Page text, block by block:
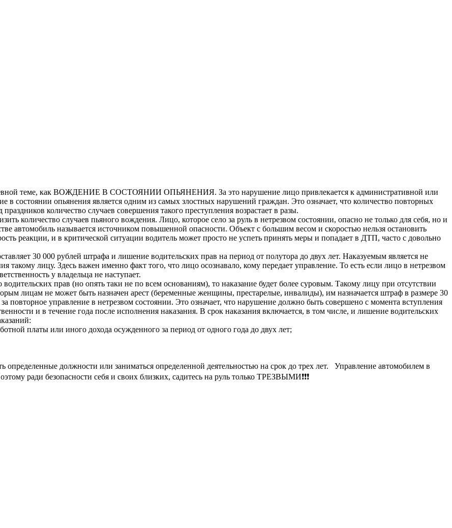
теме, как ВОЖДЕНИЕ В СОСТОЯНИИ ОПЬЯНЕНИЯ. За это нарушение лицо привлекается к административной или
в состоянии опьянения является одним из самых злостных нарушений граждан. Это означает, что количество повторных
количество случаев совершения такого преступления возрастает в разы.
количество случаев пьяного вождения. Лицо, которое село за руль в нетрезвом состоянии, опасно не только для себя, но и
автомобиль называется источником повышенной опасности. Объект с большим весом и скоростью нельзя остановить
реакции, и в критической ситуации водитель может просто не успеть принять меры и попадает в ДТП, часто с довольно
30 000 рублей штрафа и лишение водительских прав на период от полутора до двух лет. Наказуемым является не
такому лицу. Здесь важен именно факт того, что лицо осознавало, кому передает управление. То есть если лицо в нетрезвом
у владельца не наступает.
прав (но опять таки не по всем основаниям), то наказание будет более суровым. Такому лицу при отсутствии
лицам не может быть назначен арест (беременные женщины, престарелые, инвалиды), им назначается штраф в размере 30
управление в нетрезвом состоянии. Это означает, что нарушение должно быть совершено с момента вступления
и в течение года после исполнения наказания. В срок наказания включается, в том числе, и лишение водительских
платы или иного дохода осужденного за период от одного года до двух лет;
должности или заниматься определенной деятельностью на срок до трех лет. Управление автомобилем в
ради безопасности себя и своих близких, садитесь на руль только ТРЕЗВЫМИ❗️❗️❗️